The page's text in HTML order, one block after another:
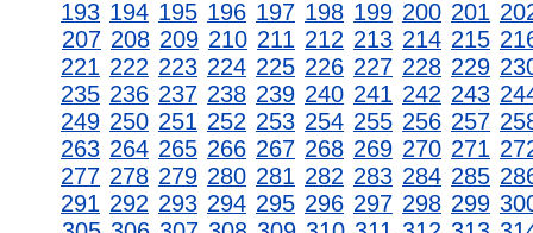
193 194 195 196 197 198 199 200 201
207 208 209 210 211 212 213 214 215
221 222 223 224 225 226 227 228 229
235 236 237 238 239 240 241 242 243
249 250 251 252 253 254 255 256 257
263 264 265 266 267 268 269 270 271
277 278 279 280 281 282 283 284 285
291 292 293 294 295 296 297 298 299